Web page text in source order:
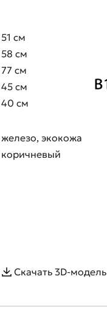
51 см
58 см
77 см
45 см
40 см
железо, экокожа
коричневый
Скачать 3D-модель